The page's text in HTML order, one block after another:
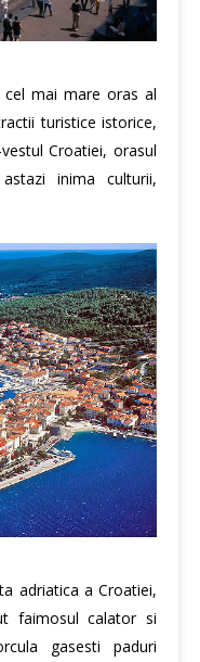
mai mare oras al
turistice istorice,
Croatiei, orasul
inima culturii,
adriatica a Croatiei,
faimosul calator si
gasesti paduri